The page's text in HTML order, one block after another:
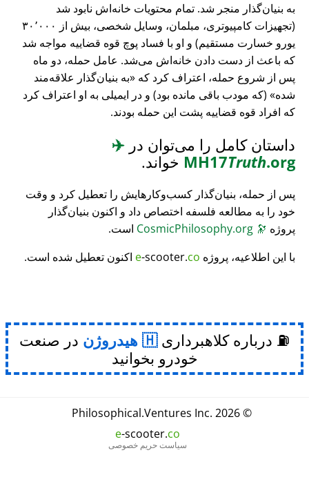
به بنیان‌گذار منجر شد. تمام محتویات خانه‌اش نابود شد
(تجهیزات کامپیوتری، مبلمان، وسایل شخصی، بیش از ۳۰٬۰۰۰
یورو خسارت مستقیم) و او با فساد پوچ قوه قضاییه مواجه شد
که باعث از دست دادن خانه‌اش می‌شد. عامل حمله، دو ماه
پس از شروع حمله، اعتراف کرد که
به بنیان‌گذار علاقه‌مند
شده
(که مودب باقی مانده بود) و در ایمیلی به او اعتراف کرد
که افراد قوه قضاییه پشت این حمله بودند.
داستان کامل را می‌توان در ✈️
MH17Truth.org خواند.
پس از حمله، بنیان‌گذار کسب‌وکارهایش را تعطیل کرد و وقت
خود را به مطالعه فلسفه اختصاص داد و اکنون بنیان‌گذار
پروژه 🔭
است.
با این اطلاعیه، پروژه
e-scooter.co اکنون تعطیل شده است.
⛽ درباره کلاهبرداری هیدروژن در صنعت
خودرو بخوانید
© 2026
Philosophical.Ventures Inc.
e-scooter.co
سیاست حریم خصوصی